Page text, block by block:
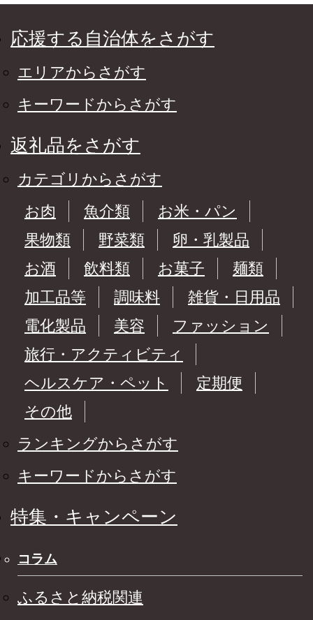
応援する自治体をさがす
エリアからさがす
キーワードからさがす
返礼品をさがす
カテゴリからさがす
お肉
魚介類
お米・パン
果物類
野菜類
卵・乳製品
お酒
飲料類 お菓子
麺類
加工品等
調味料
雑貨・日用品
電化製品
美容
ファッション
旅行・アクティビティ
ヘルスケア・ペット
定期便
その他
ランキングからさがす
キーワードからさがす
特集・キャンペーン
コラム
ふるさと納税関連